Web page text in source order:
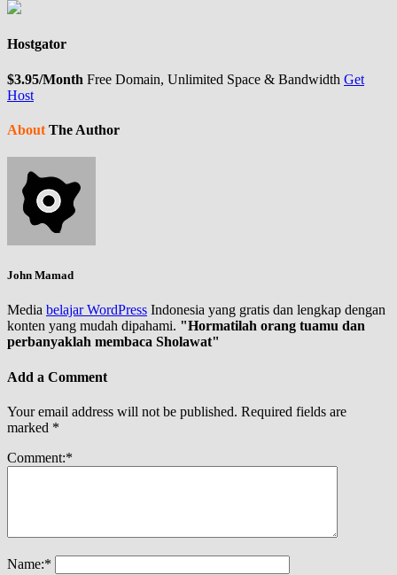
Hostgator
$3.95/Month Free Domain, Unlimited Space & Bandwidth Get
Host
About The Author
John Mamad
Media belajar WordPress Indonesia yang gratis dan lengkap dengan
konten yang mudah dipahami. "Hormatilah orang tuamu dan
perbanyaklah membaca Sholawat"
Add a Comment
Your email address will not be published. Required fields are
marked *
Comment:*
Name:*